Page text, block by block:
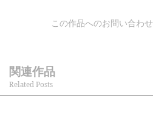
この作品へのお問い合わせ
関連作品
Related Posts